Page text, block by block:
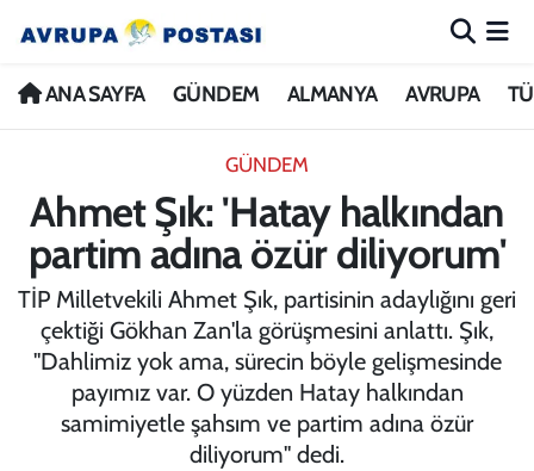
ANA SAYFA GÜNDEM ALMANYA AVRUPA
GÜNDEM
Ahmet Şık: 'Hatay halkından
partim adına özür diliyorum'
TİP Milletvekili Ahmet Şık, partisinin adaylığını geri
çektiği Gökhan Zan'la görüşmesini anlattı. Şık,
"Dahlimiz yok ama, sürecin böyle gelişmesinde
payımız var. O yüzden Hatay halkından
samimiyetle şahsım ve partim adına özür
diliyorum" dedi.
ANA SAYFA
ALMANYA
AVRUPA
TÜRKİYE
DÜNYA
Nöbetçi Eczaneler
İstanbul Namaz Vakitleri
Trafik Durumu
Avrupa Ligi Puan Durumu ve Fikstür
Tüm Manşetler
Son Dakika Haberleri